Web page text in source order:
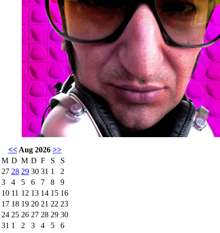
<< Aug 2026 >>
M D M D F S
S
27 28 29 30 31 1
2
3
4 5 6 7 8
9
10 11 12 13 14 15 16
17 18 19 20 21 22 23
24 25 26 27 28 29 30
31 1 2 3 4 5
6